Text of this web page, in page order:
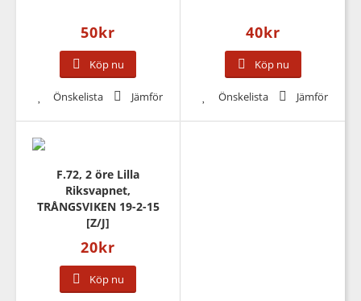
50kr
Köp nu
Önskelista Jämför
40kr
Köp nu
Önskelista Jämför
F.72, 2 öre Lilla
Riksvapnet,
TRÅNGSVIKEN 19-2-15
[Z/J]
20kr
Köp nu